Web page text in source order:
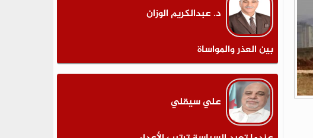
د. عبدالكريم الوزان
بين العذر والمواساة
علي سيقلي